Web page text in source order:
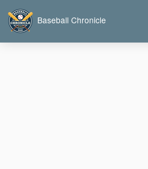
Baseball Chronicle